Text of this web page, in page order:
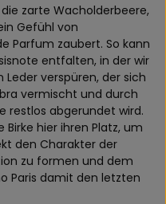
zarte Wacholderbeere,
Gefühl von
Parfum zaubert. So kann
entfalten, in der wir
verspüren, der sich
vermischt und durch
restlos abgerundet wird.
hier ihren Platz, um
den Charakter der
zu formen und dem
Paris damit den letzten